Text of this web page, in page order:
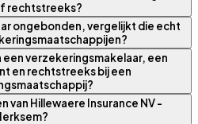
rechtstreeks?
ongebonden, vergelijkt die echt
een verzekeringsmakelaar, een
en rechtstreeks bij een
van Hillewaere Insurance NV -